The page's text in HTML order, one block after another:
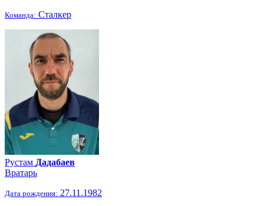
Команда: Сталкер
Рустам Дадабаев
Вратарь
Дата рождения: 27.11.1982